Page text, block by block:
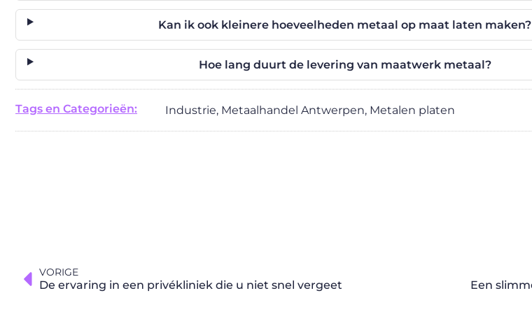
Kan ik ook kleinere hoeveelheden metaal op maat laten maken?
Hoe lang duurt de levering van maatwerk metaal?
Tags en Categorieën: Industrie, Metaalhandel Antwerpen, Metalen platen
VORIGE
De ervaring in een privékliniek die u niet snel vergeet